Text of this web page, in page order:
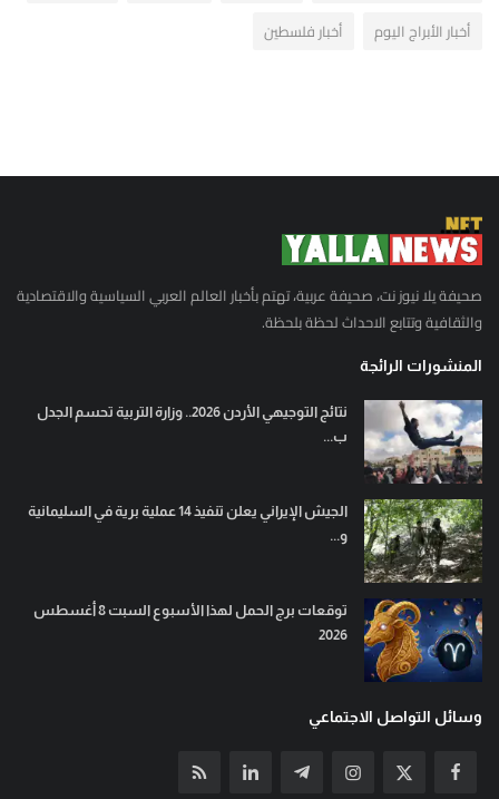
أخبار الأبراج اليوم
أخبار فلسطين
صحيفة يلا نيوز نت، صحيفة عربية، تهتم بأخبار العالم العربي السياسية والاقتصادية
والثقافية وتتابع الاحداث لحظة بلحظة.
المنشورات الرائجة
نتائج التوجيهي الأردن 2026.. وزارة التربية تحسم الجدل
ب...
الجيش الإيراني يعلن تنفيذ 14 عملية برية في السليمانية
و...
توقعات برج الحمل لهذا الأسبوع السبت 8 أغسطس
2026
وسائل التواصل الاجتماعي